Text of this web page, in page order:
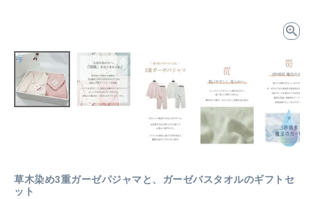
草木染め3重ガーゼパジャマと、ガーゼバスタオルのギフトセ
ット